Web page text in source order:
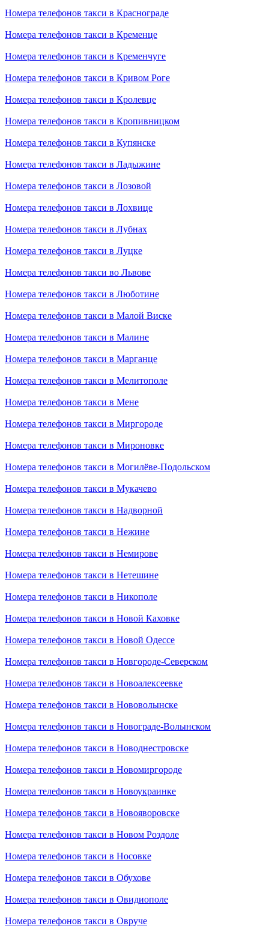
Номера телефонов такси в Краснограде
Номера телефонов такси в Кременце
Номера телефонов такси в Кременчуге
Номера телефонов такси в Кривом Роге
Номера телефонов такси в Кролевце
Номера телефонов такси в Кропивницком
Номера телефонов такси в Купянске
Номера телефонов такси в Ладыжине
Номера телефонов такси в Лозовой
Номера телефонов такси в Лохвице
Номера телефонов такси в Лубнах
Номера телефонов такси в Луцке
Номера телефонов такси во Львове
Номера телефонов такси в Люботине
Номера телефонов такси в Малой Виске
Номера телефонов такси в Малине
Номера телефонов такси в Марганце
Номера телефонов такси в Мелитополе
Номера телефонов такси в Мене
Номера телефонов такси в Миргороде
Номера телефонов такси в Мироновке
Номера телефонов такси в Могилёве-Подольском
Номера телефонов такси в Мукачево
Номера телефонов такси в Надворной
Номера телефонов такси в Нежине
Номера телефонов такси в Немирове
Номера телефонов такси в Нетешине
Номера телефонов такси в Никополе
Номера телефонов такси в Новой Каховке
Номера телефонов такси в Новой Одессе
Номера телефонов такси в Новгороде-Северском
Номера телефонов такси в Новоалексеевке
Номера телефонов такси в Нововолынске
Номера телефонов такси в Новограде-Волынском
Номера телефонов такси в Новоднестровске
Номера телефонов такси в Новомиргороде
Номера телефонов такси в Новоукраинке
Номера телефонов такси в Новояворовске
Номера телефонов такси в Новом Роздоле
Номера телефонов такси в Носовке
Номера телефонов такси в Обухове
Номера телефонов такси в Овидиополе
Номера телефонов такси в Овруче